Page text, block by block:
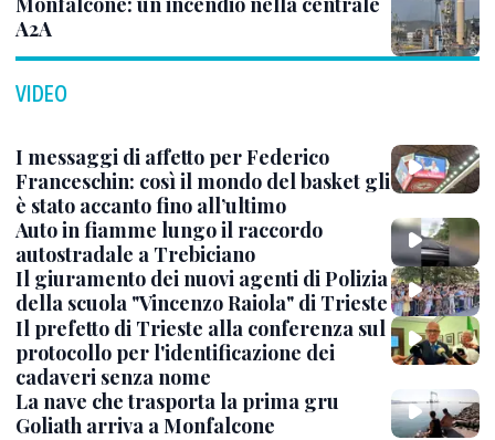
A2A
VIDEO
I messaggi di affetto per Federico
Franceschin: così il mondo del basket gli
è stato accanto fino all’ultimo
Auto in fiamme lungo il raccordo
autostradale a Trebiciano
Il giuramento dei nuovi agenti di Polizia
della scuola "Vincenzo Raiola" di Trieste
Il prefetto di Trieste alla conferenza sul
protocollo per l'identificazione dei
cadaveri senza nome
La nave che trasporta la prima gru
Goliath arriva a Monfalcone